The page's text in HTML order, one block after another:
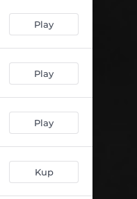
Play
Play
Play
Kup